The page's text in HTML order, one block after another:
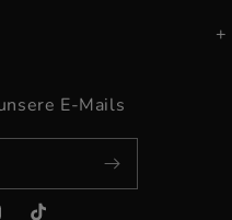
E-Mails